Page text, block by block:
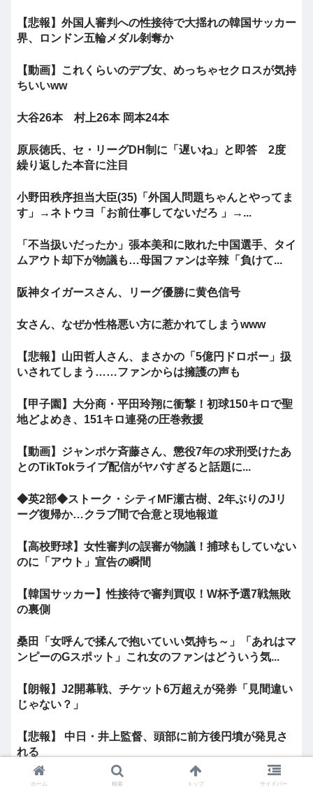
【悲報】外国人審判への性接待で大揺れの韓国サッカー
界、ロンドン五輪メダル剝奪か
【動画】これくらいのデブ女、めっちゃセクロスが気持
ちいいww
大谷26本 村上26本 岡本24本
原辰徳氏、セ・リーグDH制に「遅いね」と即答 2度
繰り返した本音に注目
小野田秩序担当大臣(35)「外国人問題ちゃんとやってま
す」→ネトウヨ「お前仕事してないだろ 」→...
「不当扱いだったか」張本美和に敗れた中国選手、タイ
ムアウト却下が物議も…母国ファンは辛辣「負けて...
阪神タイガースさん、リーグ優勝に黄色信号
女さん、なぜか性格悪い方に惹かれてしまうwww
【悲報】山田哲人さん、まさかの「5億円ドロボー」扱
いされてしまう……ファンからは擁護の声も
【甲子園】大分商・平田玲翔に衝撃！初球150キロで聖
地どよめき、151キロ連発の圧巻救援
【動画】ジャンポケ斉藤さん、懲役7年の求刑受けたあ
とのTikTokライブ配信がヤバすぎると話題に...
◆英2部◆ストーク・シティMF瀬古樹、2年ぶりのJリ
ーグ復帰か…クラブ間で合意と現地報道
【高校野球】女性審判の誤審が物議！捕球もしていない
のに「アウト」宣告の瞬間
【韓国サッカー】性接待で審判買収！W杯予選7戦無敗
の裏側
桑田「女呼んで揉んで抱いていい気持ち～」「あれはマ
ンピーのGスポット」これ女のファンはどういう気...
【朗報】J2開幕戦、チケット6万超えが発券「見間違い
じゃない？」
【悲報】 中日・井上監督、頭部に前方後円墳が発見さ
れる
【感動】中居正広「ひそかに被災地支援」か「誰にも知
ホーム 検索 トップ サイドバー